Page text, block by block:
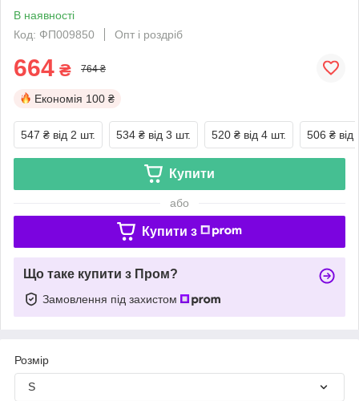
В наявності
Код: ФП009850
Опт і роздріб
664 ₴ 764 ₴
Економія 100 ₴
547 ₴ від 2 шт. 534 ₴ від 3 шт. 520 ₴ від 4 шт. 506 ₴ від
Купити
або
Купити з
Що таке купити з Пром?
Замовлення під захистом
Розмір
S